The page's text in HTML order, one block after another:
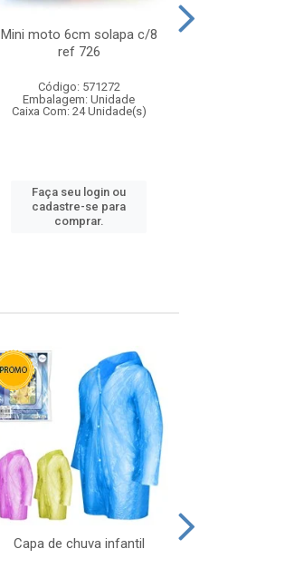
Mini moto 6cm solapa c/8
ref 726
Código: 571272
Embalagem: Unidade
Caixa Com: 24 Unidade(s)
Faça seu login ou
cadastre-se para
comprar.
Capa de chuva infantil